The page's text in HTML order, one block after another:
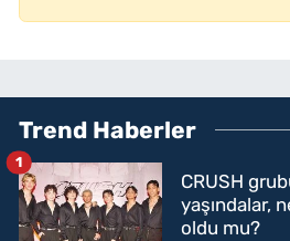
Trend Haberler
CRUSH
yaşındalar,
oldu mu?
1